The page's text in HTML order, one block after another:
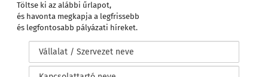
Töltse ki az alábbi űrlapot,
és havonta megkapja a legfrissebb
és legfontosabb pályázati híreket.